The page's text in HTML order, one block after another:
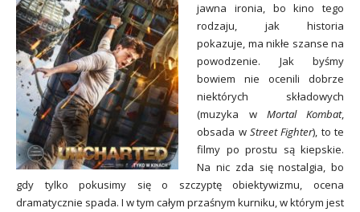
jawna ironia, bo kino tego
rodzaju, jak historia
pokazuje, ma nikłe szanse na
powodzenie. Jak byśmy
bowiem nie ocenili dobrze
niektórych składowych
(muzyka w Mortal Kombat,
obsada wStreet Fighter), to te
filmy po prostu są kiepskie.
Na nic zda się nostalgia, bo
gdy tylko pokusimy się o szczyptę obiektywizmu, ocena
dramatycznie spada. I w tym całym przaśnym kurniku, w którym jest